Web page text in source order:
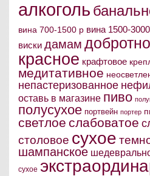
алкоголь
вина 700-1500 р вина 1500-
виски дамам
красное крафтовое
медитативное
непастеризованное
оставь в магазине пиво
полусухое портвейн портер
светлое слабоватое
столовое сухое
шампанское
сухое